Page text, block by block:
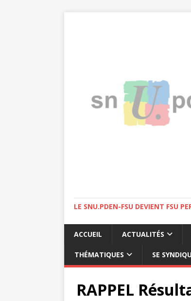
LE SNU.PDEN-FSU DEVIENT FSU
ACCUEIL ACTUALITÉS
THÉMATIQUES SE
RAPPEL